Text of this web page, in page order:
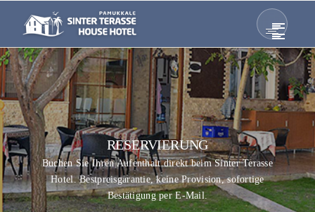
RESERVIERUNG
Buchen Sie Ihren Aufenthalt direkt beim Sinter Terasse
Hotel. Bestpreisgarantie, keine Provision, sofortige
Bestätigung per E-Mail.